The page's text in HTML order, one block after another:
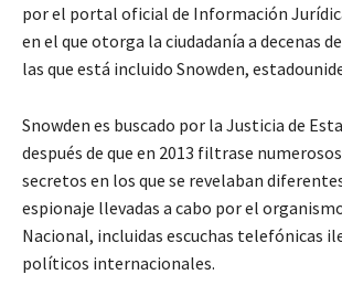
por el portal oficial de Información
en el que otorga la ciudadanía a decenas
las que está incluido Snowden,
Snowden es buscado por la Justicia de
después de que en 2013 filtrase
secretos en los que se revelaban
espionaje llevadas a cabo por el
Nacional, incluidas escuchas telefónicas
políticos internacionales.